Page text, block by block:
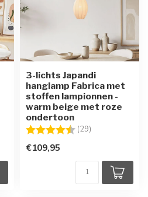
3-lichts Japandi
hanglamp Fabrica met
stoffen lampionnen -
warm beige met roze
ondertoon
Beoordeling: (29)
€109,95